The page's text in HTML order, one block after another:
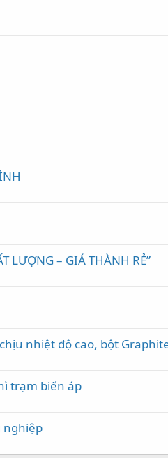
– GIÁ THÀNH RẺ”
nhiệt độ cao, bột
trạm biến áp
nghiệp